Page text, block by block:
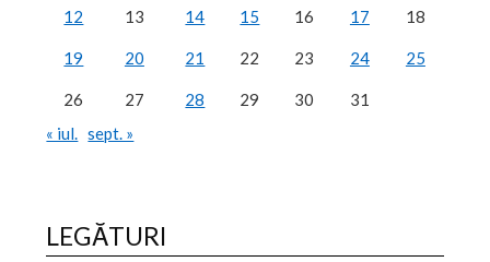
12 13 14 15 16 17 18
19 20 21 22 23 24 25
26 27 28 29 30
31
« iul.
sept. »
LEGĂTURI